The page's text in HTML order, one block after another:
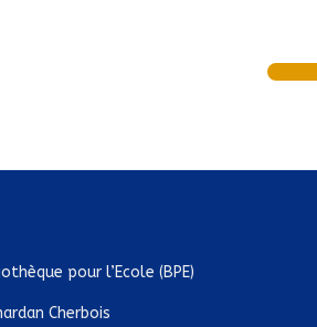
pour l’Ecole (BPE)
Cherbois